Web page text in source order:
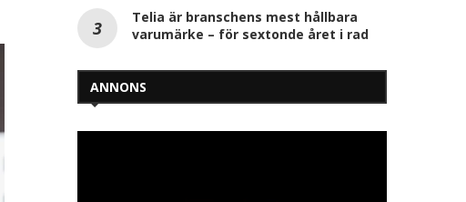
Telia är branschens mest hållbara
varumärke – för sextonde året i rad
ANNONS